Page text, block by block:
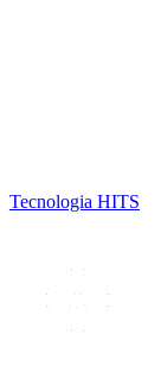
Tecnologia HITS